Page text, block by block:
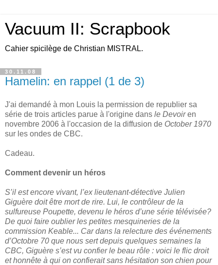
Vacuum II: Scrapbook
Cahier spicilège de Christian MISTRAL.
30.11.08
Hamelin: en rappel (1 de 3)
J'ai demandé à mon Louis la permission de republier sa
série de trois articles parue à l'origine dans le Devoiren
novembre 2006 à l'occasion de la diffusion de October 1970
sur les ondes de CBC.
Cadeau.
Comment devenir un héros
S’il est encore vivant, l’ex lieutenant-détective Julien
Giguère doit être mort de rire. Lui, le contrôleur de la
sulfureuse Poupette, devenu le héros d’une série télévisée?
De quoi faire oublier les petites mesquineries de la
commission Keable... Car dans la relecture des événements
d’Octobre 70 que nous sert depuis quelques semaines la
CBC, Giguère s’est vu confier le beau rôle : voici le flic droit
et honnête à qui on confierait sans hésitation son chien pour